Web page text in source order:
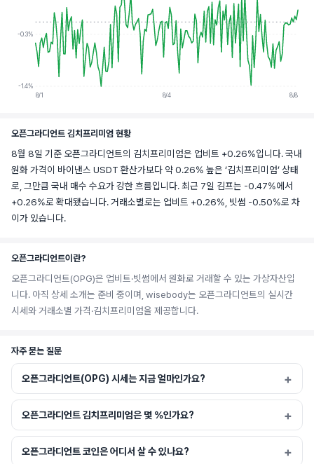
-0.3%
-1.4%
8/1
8/4 8/8
오픈그라디언트 김치프리미엄 현황
8월 8일 기준 오픈그라디언트의 김치프리미엄은 업비트 +0.26%입니다. 국내
원화 가격이 바이낸스 USDT 환산가보다 약 0.26% 높은 ‘김치프리미엄’ 상태
로, 그만큼 국내 매수 수요가 강한 흐름입니다. 최근 7일 김프는 -0.47%에서
+0.26%로 확대됐습니다. 거래소별로는 업비트 +0.26%, 빗썸 -0.50%로 차
이가 있습니다.
오픈그라디언트이란?
오픈그라디언트(OPG)은 업비트·빗썸에서 원화로 거래할 수 있는 가상자산입
니다. 아직 상세 소개는 준비 중이며, wisebody는 오픈그라디언트의 실시간
시세와 거래소별 가격·김치프리미엄을 제공합니다.
자주 묻는 질문
오픈그라디언트(OPG) 시세는 지금 얼마인가요?
오픈그라디언트 김치프리미엄은 몇 %인가요?
오픈그라디언트 코인은 어디서 살 수 있나요?